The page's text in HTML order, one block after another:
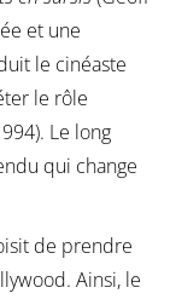
et une
le cinéaste
le rôle
Le long
qui change
de prendre
Ainsi, le